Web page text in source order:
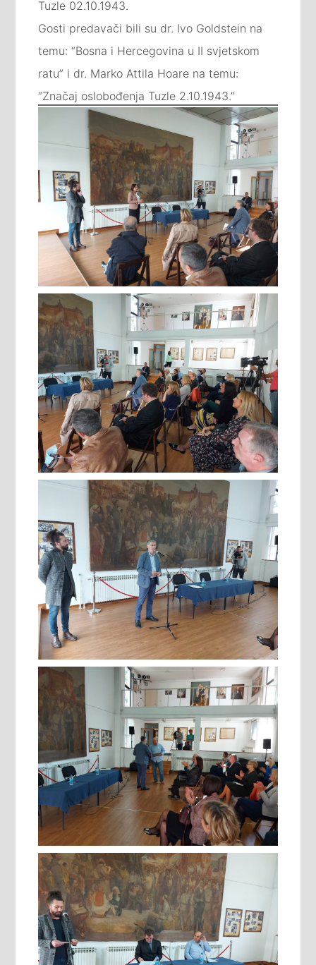
Tuzle 02.10.1943.
Gosti predavači bili su dr. Ivo Goldstein na
temu: “Bosna i Hercegovina u II svjetskom
ratu” i dr. Marko Attila Hoare na temu:
“Značaj oslobođenja Tuzle 2.10.1943.”